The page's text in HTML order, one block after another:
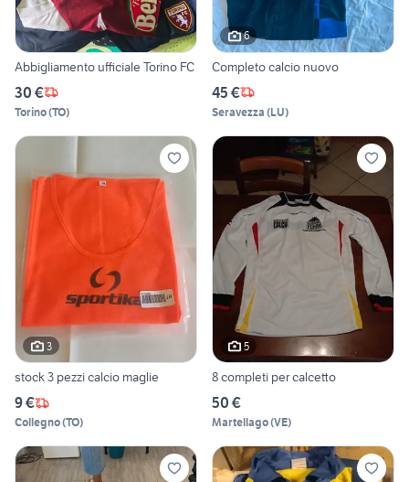
Abbigliamento ufficiale Torino FC
30 €
Torino(TO)
6
Completo calcio nuovo
45 €
Seravezza (LU)
3
stock 3 pezzi calcio maglie
9 €
Collegno(TO)
5
8 completi per calcetto
50 €
Martellago(VE)